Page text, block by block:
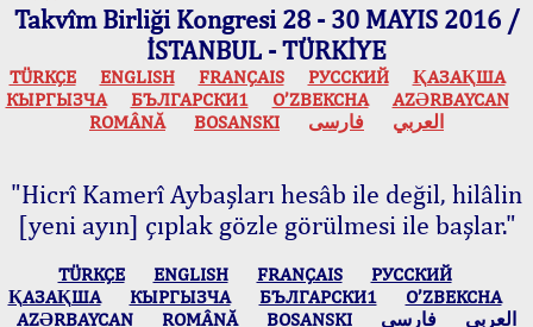
Takvîm Birliği Kongresi 28 - 30 MAYIS 2016 /
İSTANBUL - TÜRKİYE
TÜRKÇE ENGLISH FRANÇAIS РУССКИЙ
ҚАЗАҚША
КЫPГЫЗЧA
БЪЛГАРСКИ1 O’ZBEKCHA
AZӘRBAYCAN
ROMÂNĂ
BOSANSKI العربي فارسی
"Hicrî Kamerî Aybaşları hesâb ile değil, hilâlin
[yeni ayın] çıplak gözle görülmesi ile başlar."
TÜRKÇE ENGLISH FRANÇAIS
РУССКИЙ
ҚАЗАҚША
КЫPГЫЗЧA БЪЛГАРСКИ1
O’ZBEKCHA
AZӘRBAYCAN
ROMÂNĂ BOSANSKI العربي فارسی